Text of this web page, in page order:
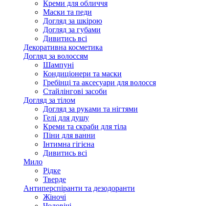
Креми для обличчя
Маски та педи
Догляд за шкірою
Догляд за губами
Дивитись всі
Декоративна косметика
Догляд за волоссям
Шампуні
Кондиціонери та маски
Гребінці та аксесуари для волосся
Стайлінгові засоби
Догляд за тілом
Догляд за руками та нігтями
Гелі для душу
Креми та скраби для тіла
Піни для ванни
Інтимна гігієна
Дивитись всі
Мило
Рідке
Тверде
Антиперспіранти та дезодоранти
Жіночі